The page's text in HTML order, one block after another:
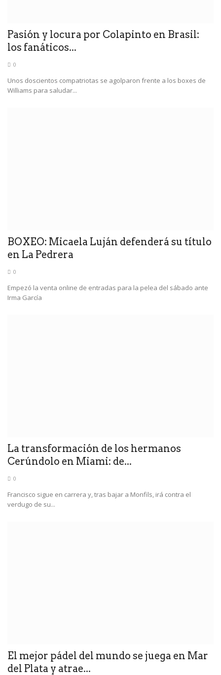
Pasión y locura por Colapinto en Brasil:
los fanáticos...
0
Unos doscientos compatriotas se agolparon frente a los boxes de
Williams para saludar...
BOXEO: Micaela Luján defenderá su título
en La Pedrera
0
Empezó la venta online de entradas para la pelea del sábado ante
Irma García
La transformación de los hermanos
Cerúndolo en Miami: de...
0
Francisco sigue en carrera y, tras bajar a Monfils, irá contra el
verdugo de su...
El mejor pádel del mundo se juega en Mar
del Plata y atrae...